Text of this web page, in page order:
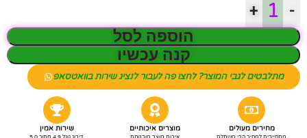
-
+
הוספה לסל
קנה עכשיו
מתלבטים לגבי המוצר? לחצו פה לעבור לנציג שירות בוואטסאפ
מחירים מעולים מוצרים איכותיים שירות אמין